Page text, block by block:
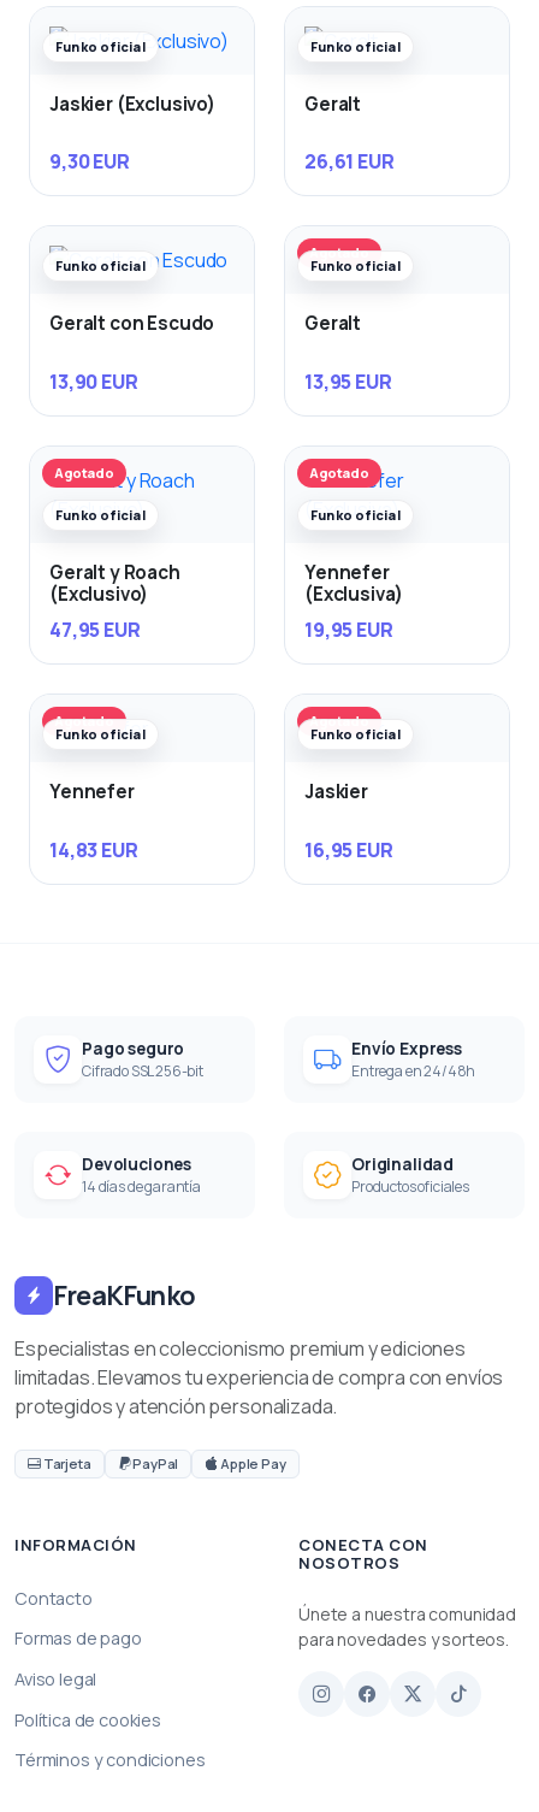
Funko oficial
Jaskier (Exclusivo)
9,30 EUR
Funko oficial
Geralt
26,61 EUR
Funko oficial
Geralt con Escudo
13,90 EUR
Agotado
Funko oficial
Geralt
13,95 EUR
Agotado
Funko oficial
Geralt y Roach
(Exclusivo)
47,95 EUR
Agotado
Funko oficial
Yennefer
(Exclusiva)
19,95 EUR
Agotado
Funko oficial
Yennefer
14,83 EUR
Agotado
Funko oficial
Jaskier
16,95 EUR
Pago seguro
Cifrado SSL 256-bit
Envío Express
Entrega en 24/48h
Devoluciones
14 días de garantía
Originalidad
Productos oficiales
FreaKFunko
Especialistas en coleccionismo premium y ediciones
limitadas. Elevamos tu experiencia de compra con envíos
protegidos y atención personalizada.
Tarjeta PayPal Apple Pay
INFORMACIÓN
Contacto
Formas de pago
Aviso legal
Política de cookies
Términos y condiciones
CONECTA CON
NOSOTROS
Únete a nuestra comunidad
para novedades y sorteos.